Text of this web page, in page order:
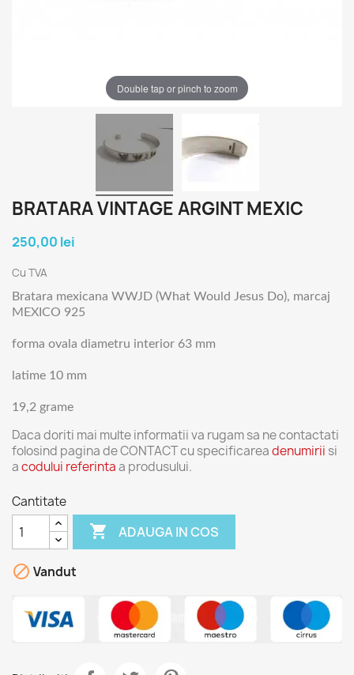
Double tap or pinch to zoom
BRATARA VINTAGE ARGINT MEXIC
250,00 lei
Cu TVA
Bratara mexicana WWJD (What Would Jesus Do), marcaj
MEXICO 925
forma ovala diametru interior 63 mm
latime 10 mm
19,2 grame
Daca doriti mai multe informatii va rugam sa ne contactati
folosind pagina de CONTACT cu specificareadenumirii si
acodului referintaa produsului.
Cantitate
 ADAUGA IN COS
 Vandut